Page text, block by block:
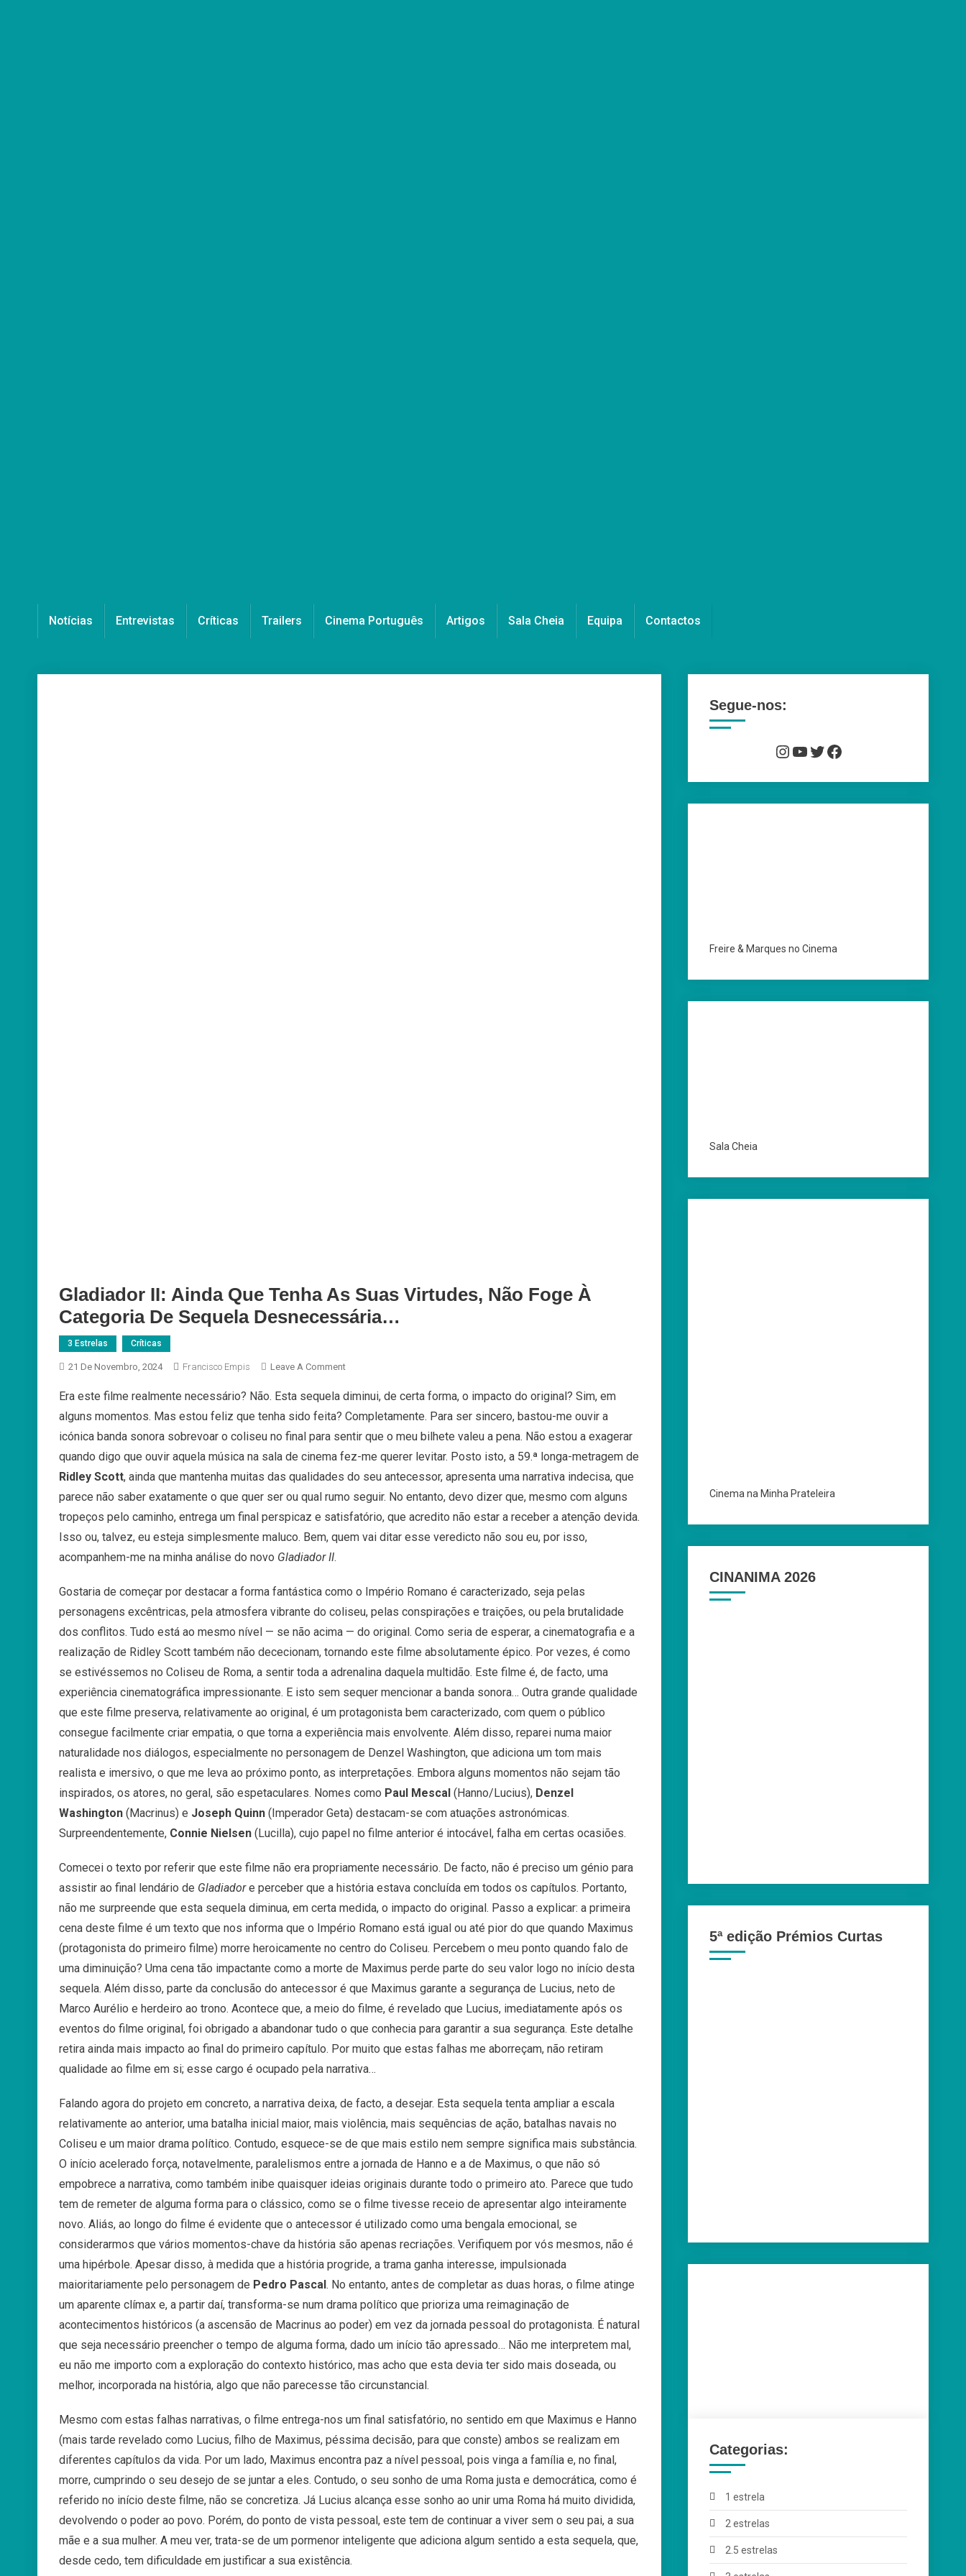
Notícias Entrevistas Críticas Trailers Cinema Português Artigos Sala Cheia Equipa Contactos
Gladiador II: Ainda Que Tenha As Suas Virtudes, Não Foge À
Categoria De Sequela Desnecessária…
3 Estrelas Críticas
21 De Novembro, 2024 Francisco Empis Leave A CommentOn
II:
Ainda
Que
Suas
Virtudes,
Não
Sequela
Desnecessária…
Era este filme realmente necessário? Não. Esta sequela diminui, de certa forma, o impacto do original? Sim, em
alguns momentos. Mas estou feliz que tenha sido feita? Completamente. Para ser sincero, bastou-me ouvir a
icónica banda sonora sobrevoar o coliseu no final para sentir que o meu bilhete valeu a pena. Não estou a exagerar
quando digo que ouvir aquela música na sala de cinema fez-me querer levitar. Posto isto, a 59.ª longa-metragem de
Ridley Scott, ainda que mantenha muitas das qualidades do seu antecessor, apresenta uma narrativa indecisa, que
parece não saber exatamente o que quer ser ou qual rumo seguir. No entanto, devo dizer que, mesmo com alguns
tropeços pelo caminho, entrega um final perspicaz e satisfatório, que acredito não estar a receber a atenção devida.
Isso ou, talvez, eu esteja simplesmente maluco. Bem, quem vai ditar esse veredicto não sou eu, por isso,
acompanhem-me na minha análise do novo Gladiador II.
Gostaria de começar por destacar a forma fantástica como o Império Romano é caracterizado, seja pelas
personagens excêntricas, pela atmosfera vibrante do coliseu, pelas conspirações e traições, ou pela brutalidade
dos conflitos. Tudo está ao mesmo nível — se não acima — do original. Como seria de esperar, a cinematografia e a
realização de Ridley Scott também não dececionam, tornando este filme absolutamente épico. Por vezes, é como
se estivéssemos no Coliseu de Roma, a sentir toda a adrenalina daquela multidão. Este filme é, de facto, uma
experiência cinematográfica impressionante. E isto sem sequer mencionar a banda sonora… Outra grande qualidade
que este filme preserva, relativamente ao original, é um protagonista bem caracterizado, com quem o público
consegue facilmente criar empatia, o que torna a experiência mais envolvente. Além disso, reparei numa maior
naturalidade nos diálogos, especialmente no personagem de Denzel Washington, que adiciona um tom mais
realista e imersivo, o que me leva ao próximo ponto, as interpretações. Embora alguns momentos não sejam tão
inspirados, os atores, no geral, são espetaculares. Nomes como Paul Mescal (Hanno/Lucius), Denzel
Washington (Macrinus) e Joseph Quinn (Imperador Geta) destacam-se com atuações astronómicas.
Surpreendentemente, Connie Nielsen (Lucilla), cujo papel no filme anterior é intocável, falha em certas ocasiões.
Comecei o texto por referir que este filme não era propriamente necessário. De facto, não é preciso um génio para
assistir ao final lendário de Gladiadore perceber que a história estava concluída em todos os capítulos. Portanto,
não me surpreende que esta sequela diminua, em certa medida, o impacto do original. Passo a explicar: a primeira
cena deste filme é um texto que nos informa que o Império Romano está igual ou até pior do que quando Maximus
(protagonista do primeiro filme) morre heroicamente no centro do Coliseu. Percebem o meu ponto quando falo de
uma diminuição? Uma cena tão impactante como a morte de Maximus perde parte do seu valor logo no início desta
sequela. Além disso, parte da conclusão do antecessor é que Maximus garante a segurança de Lucius, neto de
Marco Aurélio e herdeiro ao trono. Acontece que, a meio do filme, é revelado que Lucius, imediatamente após os
eventos do filme original, foi obrigado a abandonar tudo o que conhecia para garantir a sua segurança. Este detalhe
retira ainda mais impacto ao final do primeiro capítulo. Por muito que estas falhas me aborreçam, não retiram
qualidade ao filme em si; esse cargo é ocupado pela narrativa…
Falando agora do projeto em concreto, a narrativa deixa, de facto, a desejar. Esta sequela tenta ampliar a escala
relativamente ao anterior, uma batalha inicial maior, mais violência, mais sequências de ação, batalhas navais no
Coliseu e um maior drama político. Contudo, esquece-se de que mais estilo nem sempre significa mais substância.
O início acelerado força, notavelmente, paralelismos entre a jornada de Hanno e a de Maximus, o que não só
empobrece a narrativa, como também inibe quaisquer ideias originais durante todo o primeiro ato. Parece que tudo
tem de remeter de alguma forma para o clássico, como se o filme tivesse receio de apresentar algo inteiramente
novo. Aliás, ao longo do filme é evidente que o antecessor é utilizado como uma bengala emocional, se
considerarmos que vários momentos-chave da história são apenas recriações. Verifiquem por vós mesmos, não é
uma hipérbole. Apesar disso, à medida que a história progride, a trama ganha interesse, impulsionada
maioritariamente pelo personagem de Pedro Pascal. No entanto, antes de completar as duas horas, o filme atinge
um aparente clímax e, a partir daí, transforma-se num drama político que prioriza uma reimaginação de
acontecimentos históricos (a ascensão de Macrinus ao poder) em vez da jornada pessoal do protagonista. É natural
que seja necessário preencher o tempo de alguma forma, dado um início tão apressado… Não me interpretem mal,
eu não me importo com a exploração do contexto histórico, mas acho que esta devia ter sido mais doseada, ou
melhor, incorporada na história, algo que não parecesse tão circunstancial.
Mesmo com estas falhas narrativas, o filme entrega-nos um final satisfatório, no sentido em que Maximus e Hanno
(mais tarde revelado como Lucius, filho de Maximus, péssima decisão, para que conste) ambos se realizam em
diferentes capítulos da vida. Por um lado, Maximus encontra paz a nível pessoal, pois vinga a família e, no final,
morre, cumprindo o seu desejo de se juntar a eles. Contudo, o seu sonho de uma Roma justa e democrática, como é
referido no início deste filme, não se concretiza. Já Lucius alcança esse sonho ao unir uma Roma há muito dividida,
devolvendo o poder ao povo. Porém, do ponto de vista pessoal, este tem de continuar a viver sem o seu pai, a sua
mãe e a sua mulher. A meu ver, trata-se de um pormenor inteligente que adiciona algum sentido a esta sequela, que,
desde cedo, tem dificuldade em justificar a sua existência.
Segue-nos:
Instagram
YouTube
Twitter
Facebook
Freire & Marques no Cinema
Sala Cheia
Cinema na Minha Prateleira
CINANIMA 2026
5ª edição Prémios Curtas
Categorias:
1 estrela
2 estrelas
2.5 estrelas